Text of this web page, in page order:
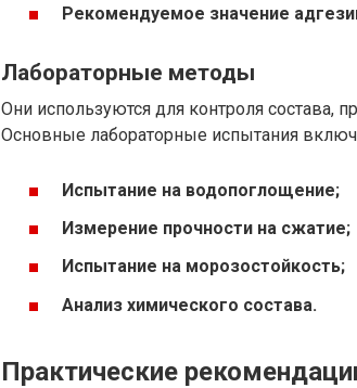
Рекомендуемое значение
Лабораторные методы
Они используются для контроля состава,
Основные лабораторные испытания
Испытание на водопоглощение;
Измерение прочности на сжатие;
Испытание на морозостойкость;
Анализ химического состава.
Практические